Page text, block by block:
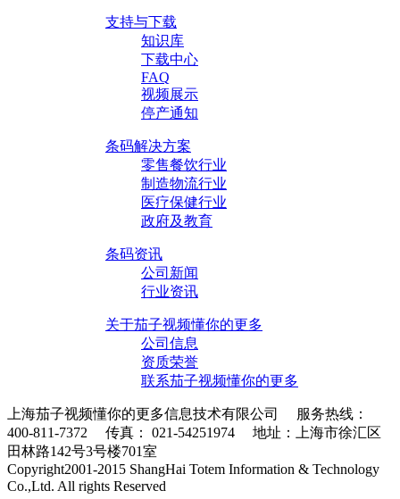
支持与下载
知识库
下载中心
FAQ
视频展示
停产通知
条码解决方案
零售餐饮行业
制造物流行业
医疗保健行业
政府及教育
条码资讯
公司新闻
行业资讯
关于茄子视频懂你的更多
公司信息
资质荣誉
联系茄子视频懂你的更多
上海茄子视频懂你的更多信息技术有限公司 服务热线：
400-811-7372 传真： 021-54251974 地址：上海市徐汇区
田林路142号3号楼701室
Copyright2001-2015 ShangHai Totem Information & Technology
Co.,Ltd. All rights Reserved